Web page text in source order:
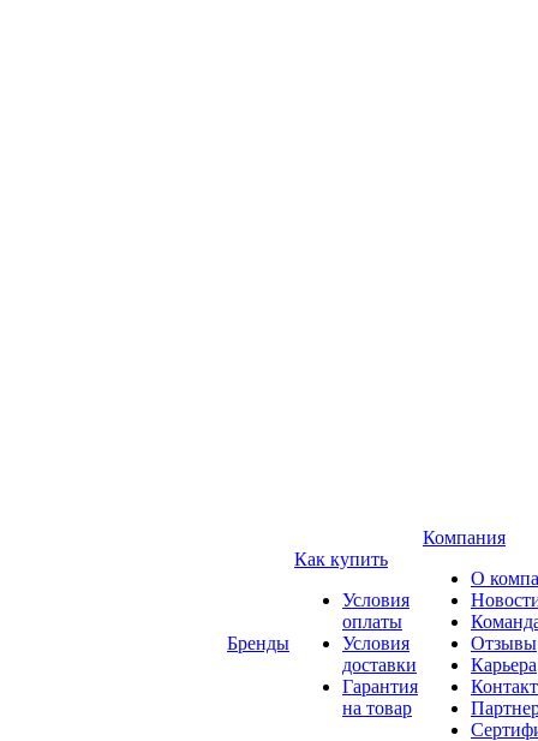
Бренды
Как купить
Условия
оплаты
Условия
доставки
Гарантия
на товар
Компания
О
Отзывы
Карьера